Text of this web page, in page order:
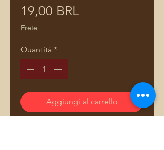
19,00 BRLPrezzo
Frete
Quantità *
Aggiungi al carrello